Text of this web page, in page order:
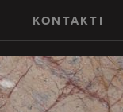
KONTAKTI